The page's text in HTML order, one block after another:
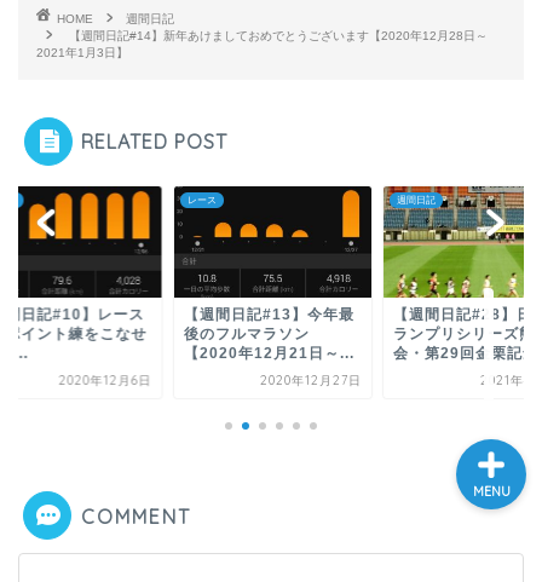
HOME
週間日記
【週間日記#14】新年あけましておめでとうございます【2020年12月28日～
2021年1月3日】
RELATED POST
間日記#13】今年最
フルマラソン
年12月21日～...
2020年12月27日
週間日記
【週間日記#28】日本グ
ランプリシリーズ熊本大
会・第29回金栗記念...
2021年4月16日
股関節唇損傷
【週間日記#59】股
唇損傷⁉股関節痛で1
走れ...
2021年11
COMMENT
MENU
振り返り
旅ラン
お問い合わせ